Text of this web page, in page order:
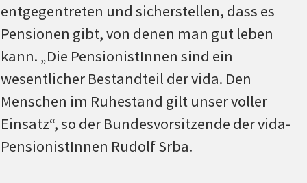
entgegentreten und sicherstellen, dass es
Pensionen gibt, von denen man gut leben
kann. „Die PensionistInnen sind ein
wesentlicher Bestandteil der vida. Den
Menschen im Ruhestand gilt unser voller
Einsatz“, so der Bundesvorsitzende der vida-
PensionistInnen Rudolf Srba.